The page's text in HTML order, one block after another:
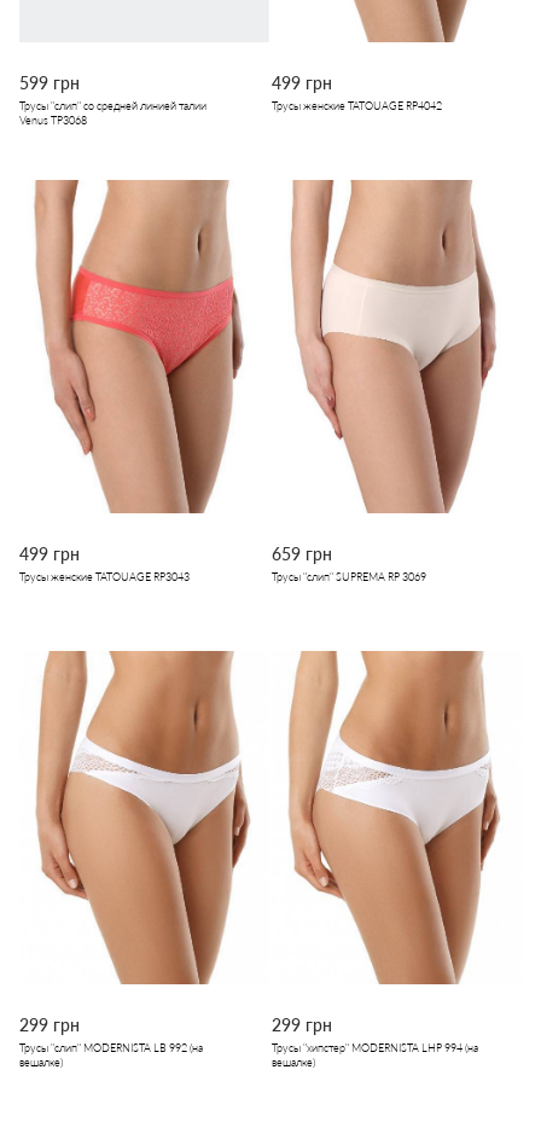
599 грн
Трусы "слип" со средней линией талии
Venus TP3068
499 грн
Трусы женские TATOUAGE RP4042
499 грн
Трусы женские TATOUAGE RP3043
659 грн
Трусы "слип" SUPREMA RP 3069
299 грн
Трусы "слип" MODERNISTA LB 992 (на
вешалке)
299 грн
Трусы "хипстер" MODERNISTA LHP 994 (на
вешалке)